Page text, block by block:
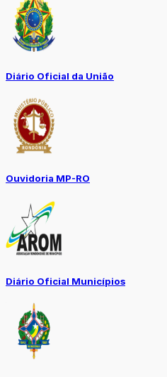
Diário Oficial da União
Ouvidoria MP-RO
Diário Oficial Municípios